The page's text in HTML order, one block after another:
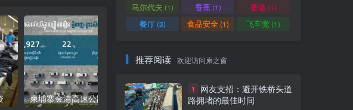
柬埔寨金港高速公路8个入口列表附详细地图定位
马尔代夫 (1) 香蕉(1) 香港(1)
餐厅(3) 食品安全(1) 飞车党(1)
推荐阅读 欢迎访问柬之窗
1
网友支招：避开铁桥头道
路拥堵的最佳时间